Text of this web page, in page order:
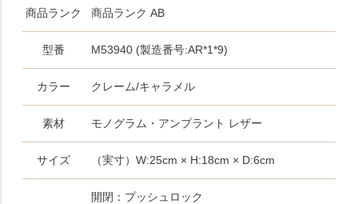
商品ランク 商品ランク AB
型番 M53940 (製造番号:AR*1*9)
カラー クレーム/キャラメル
素材 モノグラム・アンプラント レザー
サイズ （実寸）W:25cm × H:18cm × D:6cm
開閉：プッシュロック